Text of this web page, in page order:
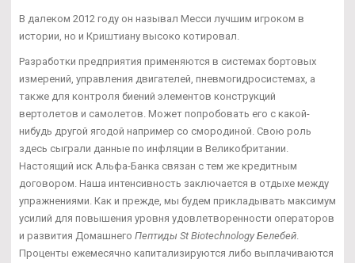
В далеком 2012 году он называл Месси лучшим игроком в
истории, но и Криштиану высоко котировал.
Разработки предприятия применяются в системах бортовых
измерений, управления двигателей, пневмогидросистемах, а
также для контроля биений элементов конструкций
вертолетов и самолетов. Может попробовать его с какой-
нибудь другой ягодой например со смородиной. Свою роль
здесь сыграли данные по инфляции в Великобритании.
Настоящий иск Альфа-Банка связан с тем же кредитным
договором. Наша интенсивность заключается в отдыхе между
упражнениями. Как и прежде, мы будем прикладывать максимум
усилий для повышения уровня удовлетворенности операторов
и развития Домашнего Пептиды St Biotechnology Белебей
Проценты ежемесячно капитализируются либо выплачиваются